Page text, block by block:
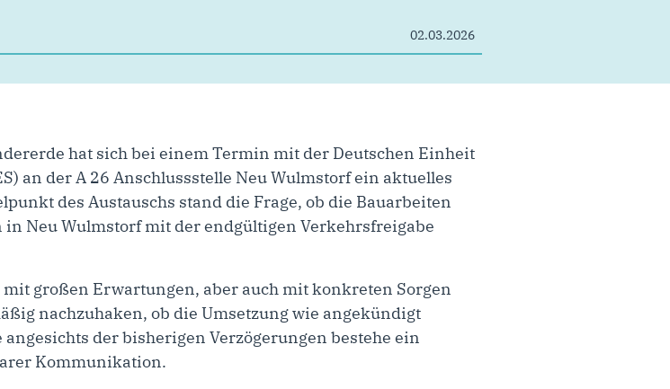
02.03.2026
hat sich bei einem Termin mit der Deutschen Einheit
an der A 26 Anschlussstelle Neu Wulmstorf ein aktuelles
des Austauschs stand die Frage, ob die Bauarbeiten
Neu Wulmstorf mit der endgültigen Verkehrsfreigabe
großen Erwartungen, aber auch mit konkreten Sorgen
nachzuhaken, ob die Umsetzung wie angekündigt
der bisherigen Verzögerungen bestehe ein
Kommunikation.